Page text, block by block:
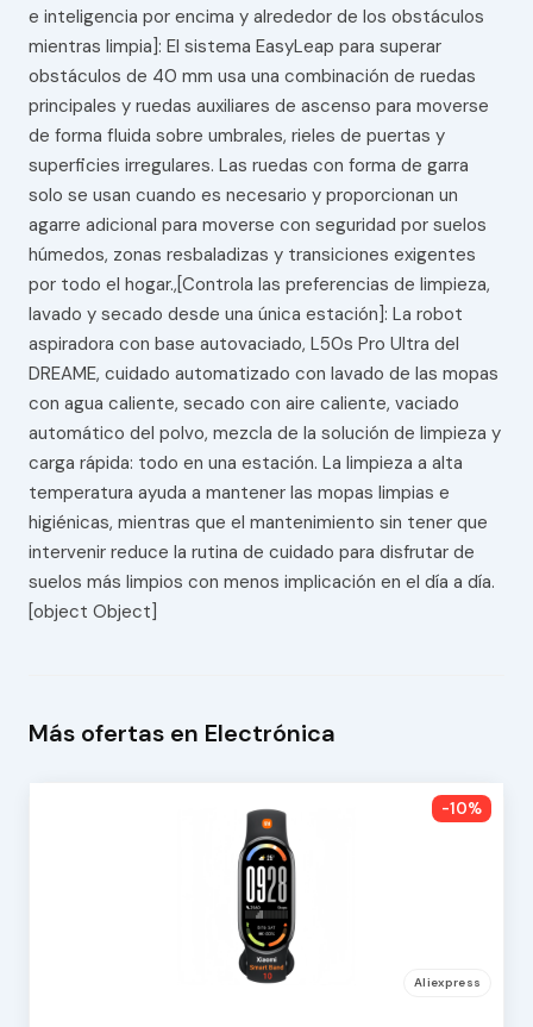
e inteligencia por encima y alrededor de los obstáculos
mientras limpia]: El sistema EasyLeap para superar
obstáculos de 40 mm usa una combinación de ruedas
principales y ruedas auxiliares de ascenso para moverse
de forma fluida sobre umbrales, rieles de puertas y
superficies irregulares. Las ruedas con forma de garra
solo se usan cuando es necesario y proporcionan un
agarre adicional para moverse con seguridad por suelos
húmedos, zonas resbaladizas y transiciones exigentes
por todo el hogar.,[Controla las preferencias de limpieza,
lavado y secado desde una única estación]: La robot
aspiradora con base autovaciado, L50s Pro Ultra del
DREAME, cuidado automatizado con lavado de las mopas
con agua caliente, secado con aire caliente, vaciado
automático del polvo, mezcla de la solución de limpieza y
carga rápida: todo en una estación. La limpieza a alta
temperatura ayuda a mantener las mopas limpias e
higiénicas, mientras que el mantenimiento sin tener que
intervenir reduce la rutina de cuidado para disfrutar de
suelos más limpios con menos implicación en el día a día.
[object Object]
Más ofertas en Electrónica
-10%
Aliexpress